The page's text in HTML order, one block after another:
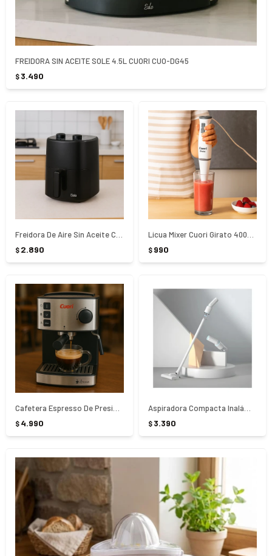
FREIDORA SIN ACEITE SOLE 4.5L CUORI CUO-DG45
$ 3.490
$ 2.890 $ 990
$ 4.990 $ 3.390